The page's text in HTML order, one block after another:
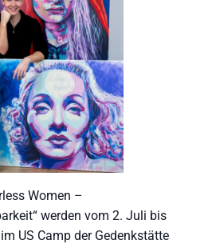
Women –
werden vom 2. Juli bis
US Camp der Gedenkstätte